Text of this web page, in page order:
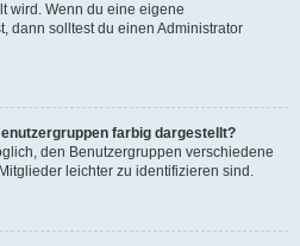
wird. Wenn du eine eigene
dann solltest du einen Administrator
farbig dargestellt?
den Benutzergruppen verschiedene
leichter zu identifizieren sind.